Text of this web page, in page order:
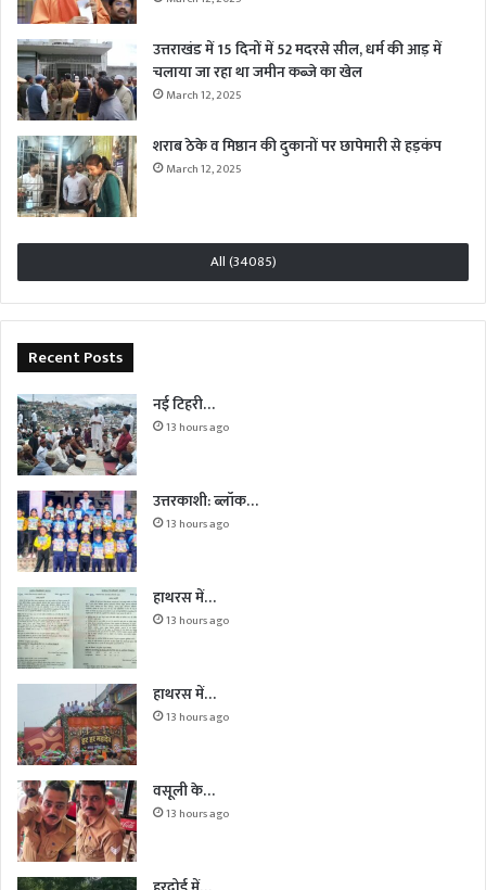
उत्तराखंड में 15 दिनों में 52 मदरसे सील, धर्म की आड़ में
चलाया जा रहा था जमीन कब्जे का खेल
March 12, 2025
शराब ठेके व मिष्ठान की दुकानों पर छापेमारी से हड़कंप
March 12, 2025
All (34085)
Recent Posts
नई टिहरी…
13 hours ago
उत्तरकाशी: ब्लॉक…
13 hours ago
हाथरस में…
13 hours ago
हाथरस में…
13 hours ago
वसूली के…
13 hours ago